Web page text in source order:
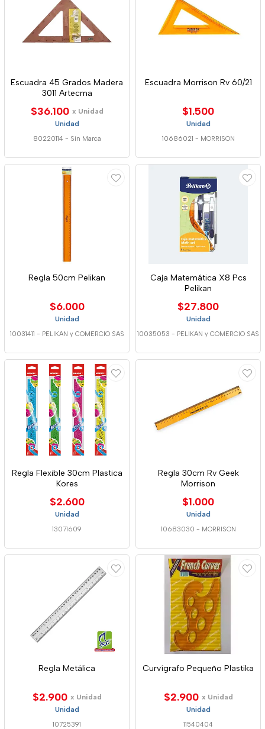
Escuadra 45 Grados Madera
3011 Artecma
$36.100 x Unidad
Unidad
80220114 - Sin Marca
Escuadra Morrison Rv 60/21
$1.500
Unidad
10686021 - MORRISON
Regla 50cm Pelikan
$6.000
Unidad
10031411 - PELIKAN y COMERCIO SAS
Caja Matemática X8 Pcs
Pelikan
$27.800
Unidad
10035053 - PELIKAN y COMERCIO SAS
Regla Flexible 30cm Plastica
Kores
$2.600
Unidad
13071609
Regla 30cm Rv Geek
Morrison
$1.000
Unidad
10683030 - MORRISON
Regla Metálica
$2.900 x Unidad
Unidad
10725391
Curvígrafo Pequeño Plastika
$2.900 x Unidad
Unidad
11540404